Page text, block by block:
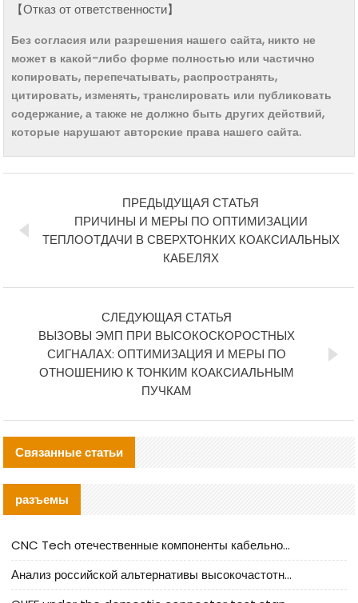
【Отказ от ответственности】
Без согласия или разрешения нашего сайта, никто не
может в какой-либо форме полностью или частично
копировать, перепечатывать, распространять,
цитировать, изменять, транслировать или публиковать
содержание, а также не должно быть других действий,
которые нарушают авторские права нашего сайта.
ПРЕДЫДУЩАЯ СТАТЬЯ
ПРИЧИНЫ И МЕРЫ ПО ОПТИМИЗАЦИИ
ТЕПЛООТДАЧИ В СВЕРХТОНКИХ КОАКСИАЛЬНЫХ
КАБЕЛЯХ
СЛЕДУЮЩАЯ СТАТЬЯ
ВЫЗОВЫ ЭМП ПРИ ВЫСОКОСКОРОСТНЫХ
СИГНАЛАХ: ОПТИМИЗАЦИЯ И МЕРЫ ПО
ОТНОШЕНИЮ К ТОНКИМ КОАКСИАЛЬНЫМ
ПУЧКАМ
Связанные статьи
разъемы
CNC Tech отечественные компоненты кабельной арматуры оценка и руководство по производственному внедрению
Анализ российской альтернативы высокочастотных кабельных колодцев I-PEX